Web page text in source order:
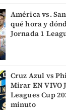
América vs.
qué hora y
Jornada 1
Cruz Azul vs
Mirar EN VIVO
Leagues Cup
minuto